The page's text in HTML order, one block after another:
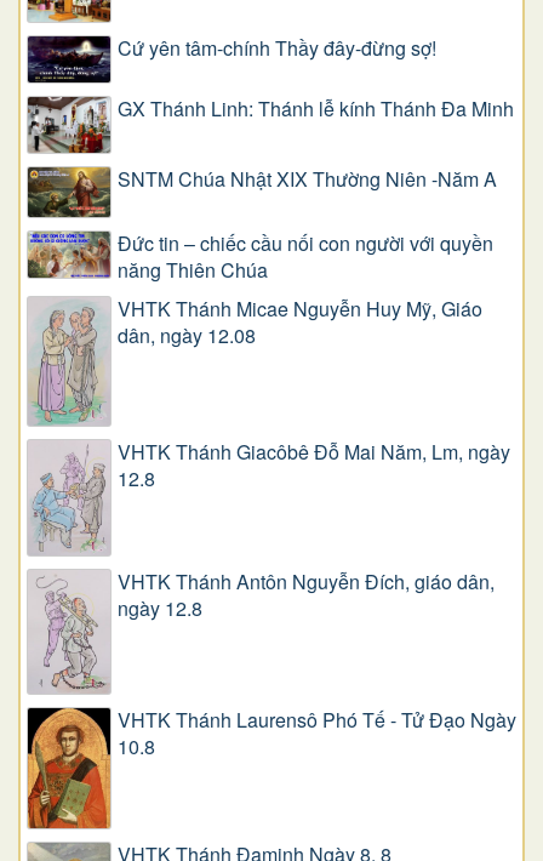
Cứ yên tâm-chính Thầy đây-đừng sợ!
GX Thánh Linh: Thánh lễ kính Thánh Đa Minh
SNTM Chúa Nhật XIX Thường Niên -Năm A
Đức tin – chiếc cầu nối con người với quyền
năng Thiên Chúa
VHTK Thánh Micae Nguyễn Huy Mỹ, Giáo
dân, ngày 12.08
VHTK Thánh Giacôbê Ðỗ Mai Năm, Lm, ngày
12.8
VHTK Thánh Antôn Nguyễn Ðích, giáo dân,
ngày 12.8
VHTK Thánh Laurensô Phó Tế - Tử Đạo Ngày
10.8
VHTK Thánh Đaminh Ngày 8. 8